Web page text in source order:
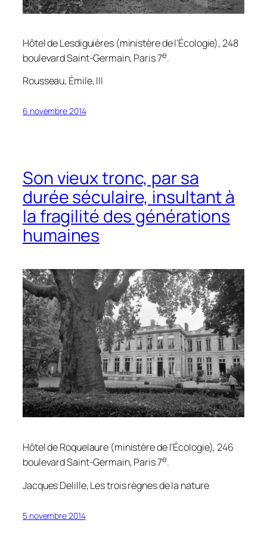
Hôtel de Lesdiguières (ministère de l’Écologie), 248
boulevard Saint-Germain, Paris 7e.
Rousseau, Émile, III
6 novembre 2014
Son vieux tronc, par sa
durée séculaire, insultant à
la fragilité des générations
humaines
Hôtel de Roquelaure (ministère de l’Écologie), 246
boulevard Saint-Germain, Paris 7e.
Jacques Delille,Les trois règnes de la nature
5 novembre 2014